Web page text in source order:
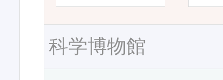
科学博物館